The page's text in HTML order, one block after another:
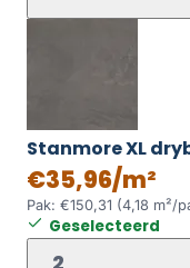
Stanmore XL
€35,96/m²
Pak: €150,31 (4,18 m²/
Geselecteerd